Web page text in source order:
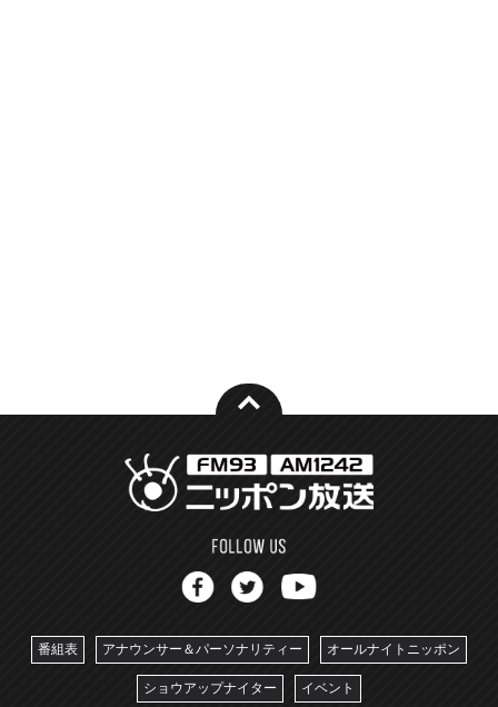
番組表 アナウンサー＆パーソナリティー オールナイトニッポン
ショウアップナイター イベント